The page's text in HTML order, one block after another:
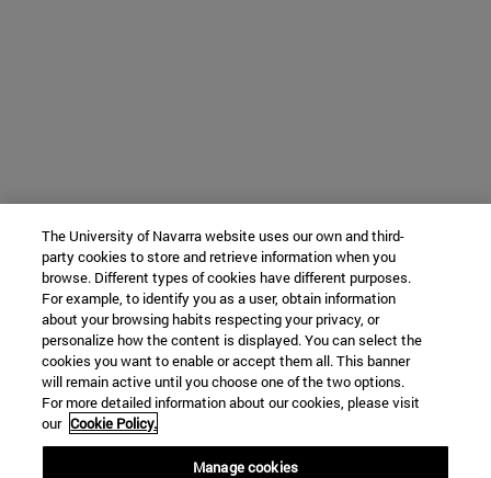
The University of Navarra website uses our own and third-
party cookies to store and retrieve information when you
browse. Different types of cookies have different purposes.
For example, to identify you as a user, obtain information
about your browsing habits respecting your privacy, or
personalize how the content is displayed. You can select the
cookies you want to enable or accept them all. This banner
will remain active until you choose one of the two options.
For more detailed information about our cookies, please visit
our Cookie Policy.
Manage cookies